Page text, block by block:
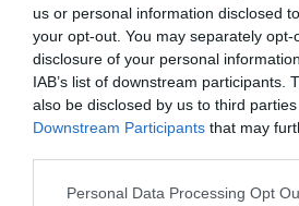
us or personal information disclosed
your opt-out. You may separately
disclosure of your personal
IAB’s list of downstream participants.
also be disclosed by us to third
Downstream Participants that may
Please note that this website/app
Personal Data Processing Opt
CRESCITA